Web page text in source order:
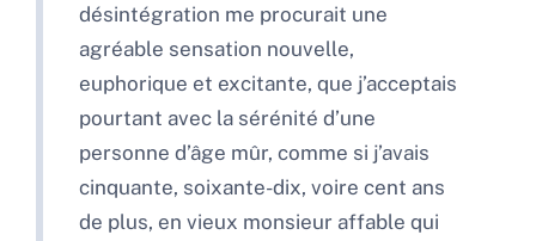
désintégration me procurait une
agréable sensation nouvelle,
euphorique et excitante, que j’acceptais
pourtant avec la sérénité d’une
personne d’âge mûr, comme si j’avais
cinquante, soixante-dix, voire cent ans
de plus, en vieux monsieur affable qui